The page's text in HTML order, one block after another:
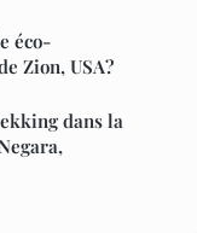
éco-
Zion, USA?
dans la